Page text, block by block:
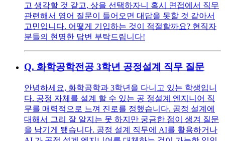
고 생각할 것 같고, 상을 선택하자니 혹시 면접에서 직무
관련해서 영어 질문이 들어오면 대답을 못할 것 같아서
고민입니다. 어떻게 기입하는 것이 적절할까요? 현직자
분들의 현명한 답변 부탁드립니다!
Q. 화학공학전공 3학년 공정설계 직무 질문
안녕하세요, 화학공학과 3학년을 다니고 있는 학생입니
다. 공정 자체를 설계 할 수 있는 공 정설계 엔지니어 직
무를 매력적으로 느껴 진로를 정했습니다. 공정 설계에
대해서 그리 잘 알지는 못 하지만 궁금한 점이 생겨 질문
을 남기게 됐습니다. 공정 설계 직무에 AI를 활용하거나